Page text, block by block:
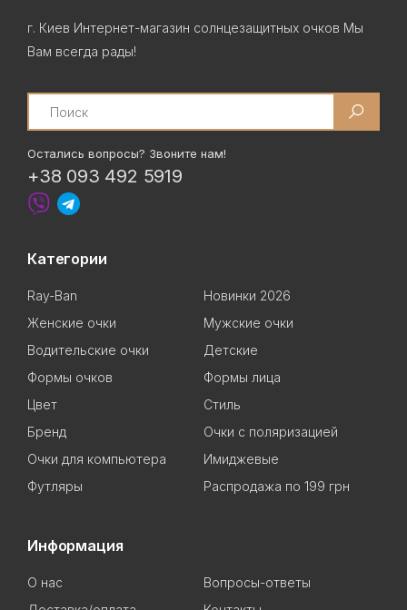
г. Киев Интернет-магазин солнцезащитных очков Мы
Вам всегда рады!
Search
Остались вопросы? Звоните нам!
+38 093 492 5919
Категории
Ray-Ban
Новинки 2026
Женские очки
Мужские очки
Водительские очки
Детские
Формы очков
Формы лица
Цвет
Стиль
Бренд
Очки с поляризацией
Очки для компьютера
Имиджевые
Футляры
Распродажа по 199 грн
Информация
О нас
Вопросы-ответы